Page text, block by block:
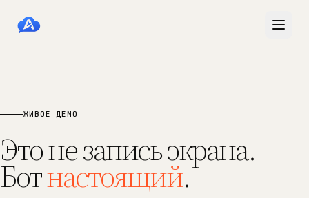
ЖИВОЕ ДЕМО
Это не запись экрана.
Ботнастоящий.